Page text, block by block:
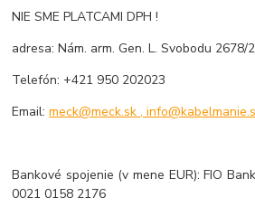
NIE SME PLATCAMI DPH !
adresa: Nám. arm. Gen. L. Svobodu
Telefón: +421 950 202023
Email:meck@meck.sk ,
Bankové spojenie (v mene EUR): FIO
0021 0158 2176